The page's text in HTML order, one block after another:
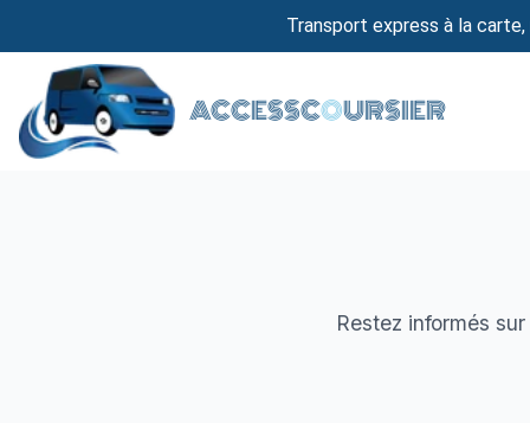
Transport express à la
ACCESSCOURSIER
Restez informés